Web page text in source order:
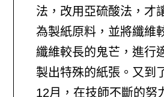
法，改用亞硫酸法，才
為製紙原料，並將纖維
纖維較長的鬼芒，進行
製出特殊的紙張。又到
12月，在技師不斷的努